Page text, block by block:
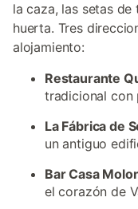
la caza, las setas
huerta. Tres
alojamiento:
Restaurante
tradicional con
La Fábrica de
un antiguo
Bar Casa
el corazón de